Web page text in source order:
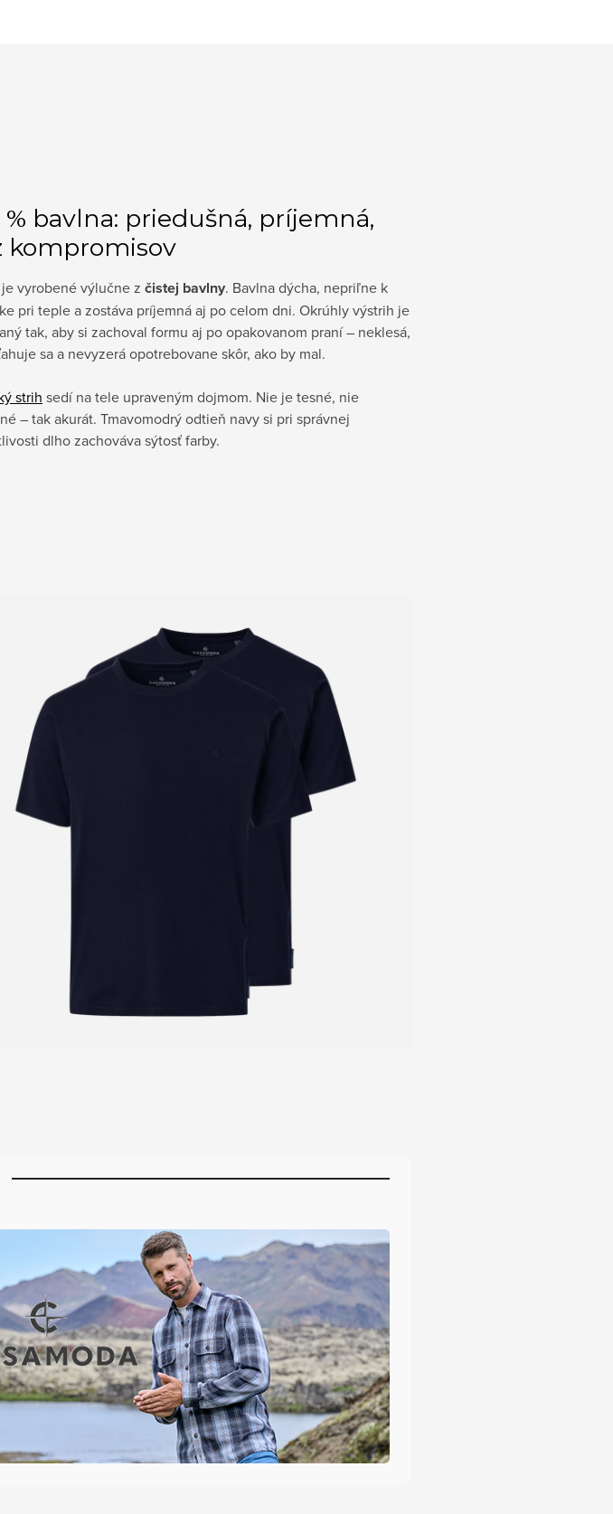
% bavlna: priedušná, príjemná,
kompromisov
vyrobené výlučne z čistej bavlny. Bavlna dýcha, nepriľne k
pri teple a zostáva príjemná aj po celom dni. Okrúhly výstrih je
tak, aby si zachoval formu aj po opakovanom praní – neklesá,
sa a nevyzerá opotrebovane skôr, ako by mal.
strih sedí na tele upraveným dojmom. Nie je tesné, nie
– tak akurát. Tmavomodrý odtieň navy si pri správnej
dlho zachováva sýtosť farby.